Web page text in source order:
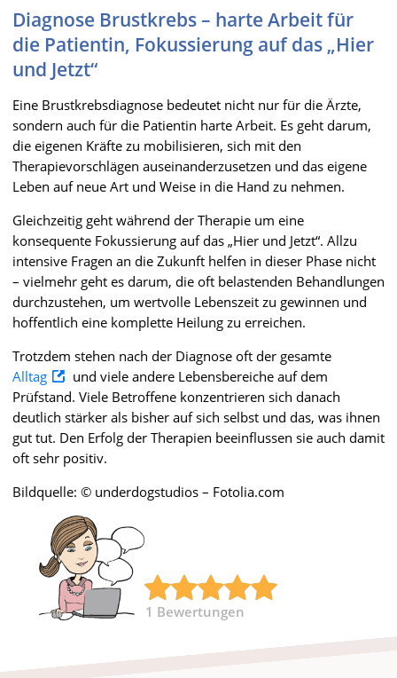
Diagnose Brustkrebs – harte Arbeit für
die Patientin, Fokussierung auf das „Hier
und Jetzt“
Eine Brustkrebsdiagnose bedeutet nicht nur für die Ärzte,
sondern auch für die Patientin harte Arbeit. Es geht darum,
die eigenen Kräfte zu mobilisieren, sich mit den
Therapievorschlägen auseinanderzusetzen und das eigene
Leben auf neue Art und Weise in die Hand zu nehmen.
Gleichzeitig geht während der Therapie um eine
konsequente Fokussierung auf das „Hier und Jetzt“. Allzu
intensive Fragen an die Zukunft helfen in dieser Phase nicht
– vielmehr geht es darum, die oft belastenden Behandlungen
durchzustehen, um wertvolle Lebenszeit zu gewinnen und
hoffentlich eine komplette Heilung zu erreichen.
Trotzdem stehen nach der Diagnose oft der gesamte
Alltag
und viele andere Lebensbereiche auf dem
Prüfstand. Viele Betroffene konzentrieren sich danach
deutlich stärker als bisher auf sich selbst und das, was ihnen
gut tut. Den Erfolg der Therapien beeinflussen sie auch damit
oft sehr positiv.
Bildquelle: © underdogstudios – Fotolia.com
1 Bewertungen